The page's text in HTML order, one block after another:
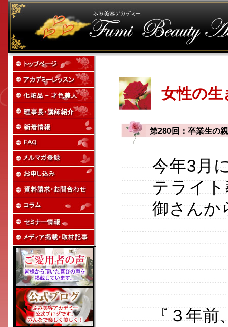
女性の
第280回：卒業生の
今年3月
テライ
御さんか
『３年前